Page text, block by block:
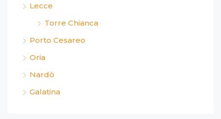
Lecce
Torre Chianca
Porto Cesareo
Oria
Nardò
Galatina